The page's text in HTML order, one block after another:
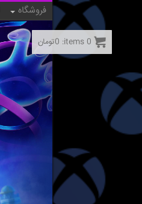
فروشگاه
0
items:
0تومان